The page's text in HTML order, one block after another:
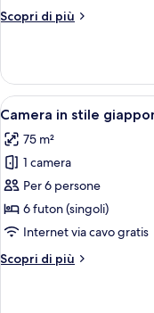
singoli,
(33th-
37th
Panorama
Floor)
Scopri di più
Altri
Deluxe
con
2
singoli,
non
fumatori
(33th-
37th
Panorama
Floor)
Apri
tutte
le
foto
per
Camera
in
giapponese,
5
Camera in stile
75 m²
1 camera
Per 6 persone
6 futon (singoli)
Internet via cavo gratis
Scopri di più
Altri